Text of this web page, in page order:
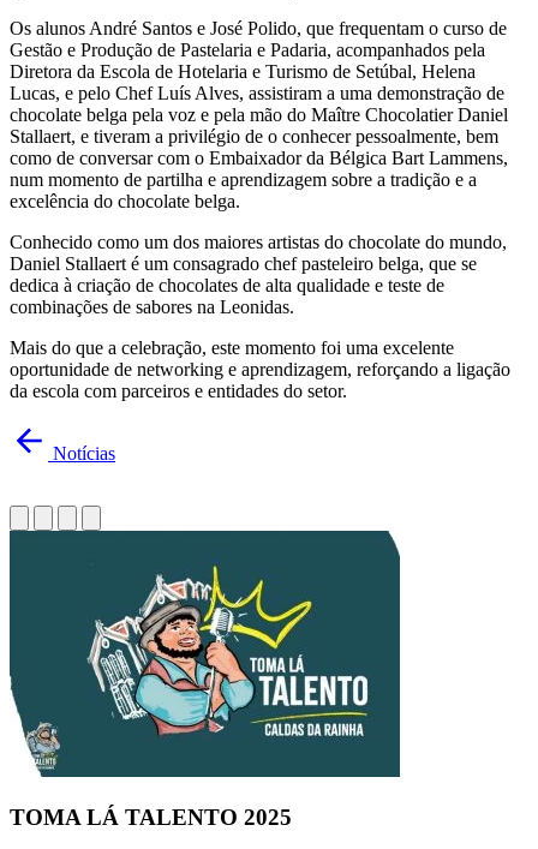
Os alunos André Santos e José Polido, que frequentam o curso de
Gestão e Produção de Pastelaria e Padaria, acompanhados pela
Diretora da Escola de Hotelaria e Turismo de Setúbal, Helena
Lucas, e pelo Chef Luís Alves, assistiram a uma demonstração de
chocolate belga pela voz e pela mão do Maître Chocolatier Daniel
Stallaert, e tiveram a privilégio de o conhecer pessoalmente, bem
como de conversar com o Embaixador da Bélgica Bart Lammens,
num momento de partilha e aprendizagem sobre a tradição e a
excelência do chocolate belga.
Conhecido como um dos maiores artistas do chocolate do mundo,
Daniel Stallaert é um consagrado chef pasteleiro belga, que se
dedica à criação de chocolates de alta qualidade e teste de
combinações de sabores na Leonidas.
Mais do que a celebração, este momento foi uma excelente
oportunidade de networking e aprendizagem, reforçando a ligação
da escola com parceiros e entidades do setor.
Notícias
TOMA LÁ TALENTO 2025